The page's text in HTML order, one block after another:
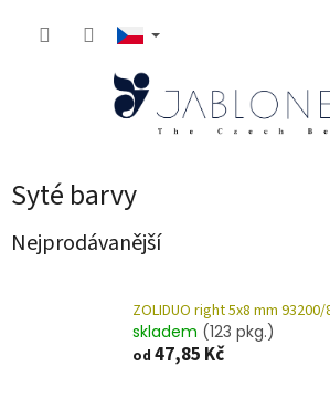
Syté barvy
Nejprodávanější
ZOLIDUO right 5x8 mm 93200/
skladem (123 pkg.)
od 47,85 Kč